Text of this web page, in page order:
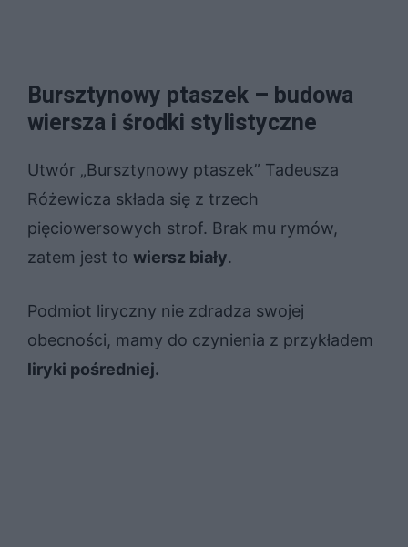
Bursztynowy ptaszek – budowa
wiersza i środki stylistyczne
Utwór „Bursztynowy ptaszek” Tadeusza
Różewicza składa się z trzech
pięciowersowych strof. Brak mu rymów,
zatem jest to wiersz biały.
Podmiot liryczny nie zdradza swojej
obecności, mamy do czynienia z przykładem
liryki pośredniej.